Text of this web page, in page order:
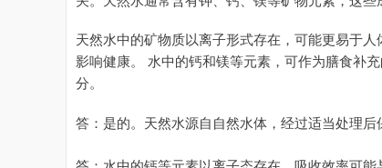
天然水中的矿物质以离子形式存在，可能更易于
影响健康。 水中的钙和镁等元素，可作为膳食补
分。
答：是的。天然水源自自然水体，经过适当处理